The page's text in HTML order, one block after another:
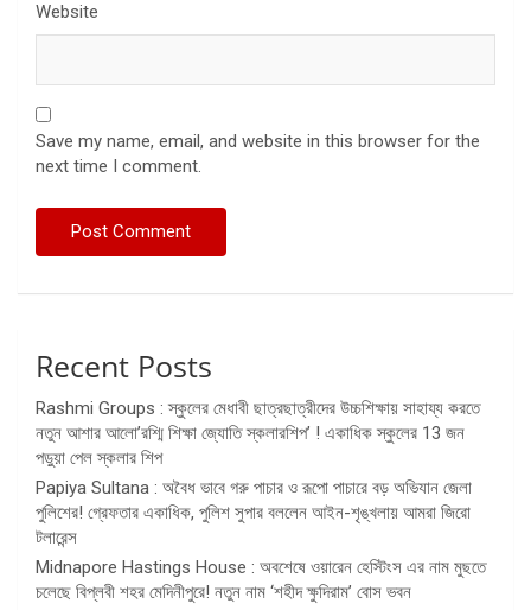
Website
Save my name, email, and website in this browser for the
next time I comment.
Recent Posts
Rashmi Groups : স্কুলের মেধাবী ছাত্রছাত্রীদের উচ্চশিক্ষায় সাহায্য করতে
নতুন আশার আলো’রশ্মি শিক্ষা জ্যোতি স্কলারশিপ’ ! একাধিক স্কুলের 13 জন
পড়ুয়া পেল স্কলার শিপ
Papiya Sultana : অবৈধ ভাবে গরু পাচার ও রূপো পাচারে বড় অভিযান জেলা
পুলিশের! গ্রেফতার একাধিক, পুলিশ সুপার বললেন আইন-শৃঙ্খলায় আমরা জিরো
টলারেন্স
Midnapore Hastings House : অবশেষে ওয়ারেন হেস্টিংস এর নাম মুছতে
চলেছে বিপ্লবী শহর মেদিনীপুরে! নতুন নাম ‘শহীদ ক্ষুদিরাম’ বোস ভবন